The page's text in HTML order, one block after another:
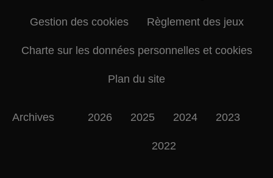
Gestion des cookies Règlement des jeux
Charte sur les données personnelles et cookies
Plan du site
Archives 2026 2025 2024 2023
2022